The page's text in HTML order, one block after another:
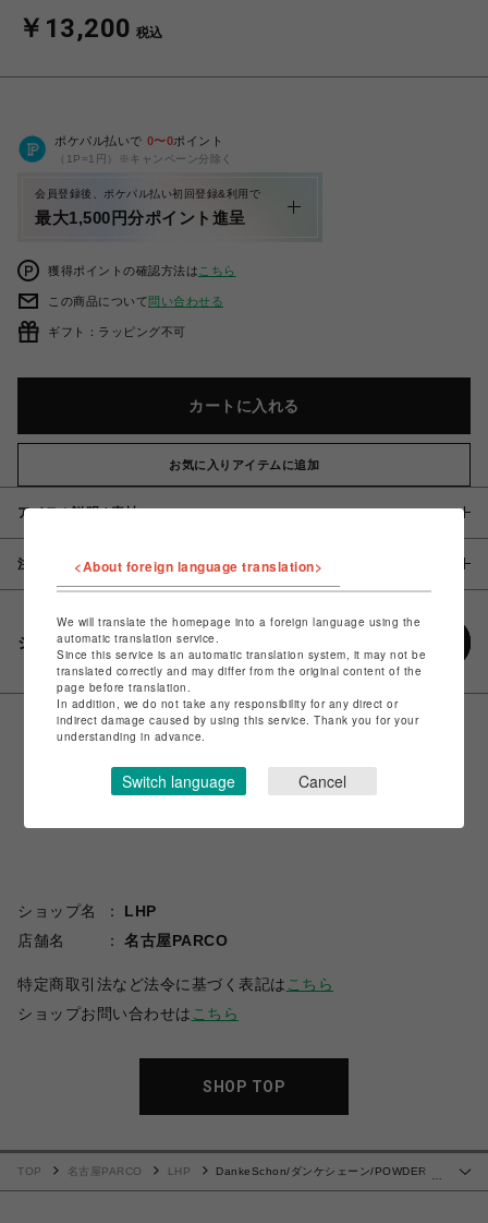
￥13,200 税込
ポケパル払いで 0〜0ポイント
（1P=1円）※キャンペーン分除く
会員登録後、ポケパル払い初回登録&利用で
最大1,500円分ポイント進呈
獲得ポイントの確認方法は こちら
この商品について問い合わせる
ギフト：ラッピング不可
カートに入れる
お気に入りアイテムに追加
アイテム説明 / 素材
注意事項
シェアする
ショップ名
LHP
店舗名
名古屋PARCO
特定商取引法など法令に基づく表記は こちら
ショップお問い合わせは こちら
SHOP TOP
…
TOP 名古屋PARCO LHP
DankeSchon/ダンケシェーン/POWDER
<About foreign language translation>
We will translate the homepage into a foreign language using the
automatic translation service.
Since this service is an automatic translation system, it may not be
translated correctly and may differ from the original content of the
page before translation.
In addition, we do not take any responsibility for any direct or
indirect damage caused by using this service. Thank you for your
understanding in advance.
Switch language Cancel